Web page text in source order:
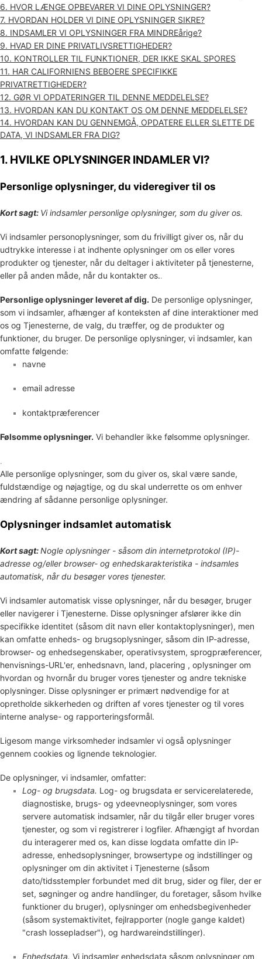
6. HVOR LÆNGE OPBEVARER VI DINE OPLYSNINGER?
7. HVORDAN HOLDER VI DINE OPLYSNINGER SIKRE?
8. INDSAMLER VI OPLYSNINGER FRA MINDREårige?
9. HVAD ER DINE PRIVATLIVSRETTIGHEDER?
10. KONTROLLER TIL FUNKTIONER, DER IKKE SKAL SPORES
11. HAR CALIFORNIENS BEBOERE SPECIFIKKE
PRIVATRETTIGHEDER?
12. GØR VI OPDATERINGER TIL DENNE MEDDELELSE?
13. HVORDAN KAN DU KONTAKT OS OM DENNE MEDDELELSE?
14. HVORDAN KAN DU GENNEMGÅ, OPDATERE ELLER SLETTE DE
DATA, VI INDSAMLER FRA DIG?
1. HVILKE OPLYSNINGER INDAMLER VI?
Personlige oplysninger, du videregiver til os
Kort sagt: Vi indsamler personlige oplysninger, som du giver os.
Vi indsamler personoplysninger, som du frivilligt giver os, når du
udtrykke interesse i at indhente oplysninger om os eller vores
produkter og tjenester, når du deltager i aktiviteter på tjenesterne,
eller på anden måde, når du kontakter os..
Personlige oplysninger leveret af dig. De personlige oplysninger,
som vi indsamler, afhænger af konteksten af dine interaktioner med
os og Tjenesterne, de valg, du træffer, og de produkter og
funktioner, du bruger. De personlige oplysninger, vi indsamler, kan
omfatte følgende:
navne
email adresse
kontaktpræferencer
Følsomme oplysninger. Vi behandler ikke følsomme oplysninger.
.
Alle personlige oplysninger, som du giver os, skal være sande,
fuldstændige og nøjagtige, og du skal underrette os om enhver
ændring af sådanne personlige oplysninger.
Oplysninger indsamlet automatisk
Kort sagt:Nogle oplysninger - såsom din internetprotokol (IP)-
adresse og/eller browser- og enhedskarakteristika - indsamles
automatisk, når du besøger vores tjenester.
Vi indsamler automatisk visse oplysninger, når du besøger, bruger
eller navigerer i Tjenesterne. Disse oplysninger afslører ikke din
specifikke identitet (såsom dit navn eller kontaktoplysninger), men
kan omfatte enheds- og brugsoplysninger, såsom din IP-adresse,
browser- og enhedsegenskaber, operativsystem, sprogpræferencer,
henvisnings-URL'er, enhedsnavn, land, placering , oplysninger om
hvordan og hvornår du bruger vores tjenester og andre tekniske
oplysninger. Disse oplysninger er primært nødvendige for at
opretholde sikkerheden og driften af vores tjenester og til vores
interne analyse- og rapporteringsformål.
Ligesom mange virksomheder indsamler vi også oplysninger
gennem cookies og lignende teknologier.
De oplysninger, vi indsamler, omfatter:
Log- og brugsdata. Log- og brugsdata er servicerelaterede,
diagnostiske, brugs- og ydeevneoplysninger, som vores
servere automatisk indsamler, når du tilgår eller bruger vores
tjenester, og som vi registrerer i logfiler. Afhængigt af hvordan
du interagerer med os, kan disse logdata omfatte din IP-
adresse, enhedsoplysninger, browsertype og indstillinger og
oplysninger om din aktivitet i Tjenesterne (såsom
dato/tidsstempler forbundet med dit brug, sider og filer, der er
set, søgninger og andre handlinger, du foretager, såsom hvilke
funktioner du bruger), oplysninger om enhedsbegivenheder
(såsom systemaktivitet, fejlrapporter (nogle gange kaldet)
"crash lossepladser"), og hardwareindstillinger).
Enhedsdata. Vi indsamler enhedsdata såsom oplysninger om